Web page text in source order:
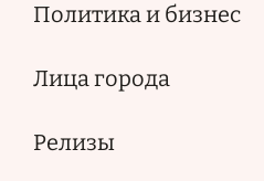
Политика и бизнес
Лица города
Релизы